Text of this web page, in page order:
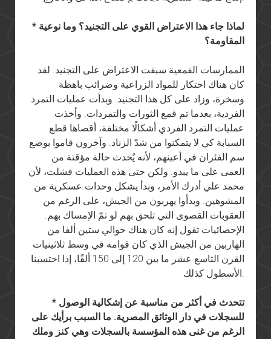
* لماذا جاء هذا الاعتراض القوي على التجنيد؟ وما نوعية
المقاومة؟
الممارسات القمعية سبقت الاعتراض على التجنيد. لقد
كان هناك احتكار للمواد الزراعية وضرائب باهظة
وسخرة، وزاد على كل هذا التجنيد. وبدأت عمليات التمرد
الفردية، بعدما تم قمع الثورات والتمردات. وأخذت
عمليات التمرد الفردي أشكالًا مختلفة، أقصاها قطع
السبابة كي لا يتمكنوا من شدّ الزناد. وآخرون قاموا بوضع
سم الفئران في أعينهم، لأنه يُحدث حالة مؤقتة من
العمى على ما يبدو. ولكن حتى هذه العمليات فشلت، لأن
محمد علي أدرك الأمر، وبدأ يشكل وحدات عسكرية من
المشوهين. وبدأوا يهربون من الجيش، على الرغم من
العقوبات القصوى التي تلحق بهم لو تمّ الإمساك بهم.
الإحصائيات تقول إنه كان هناك حوالي ستين ألفا من
الهاربين من الجيش الذي كان قوامه في وسط ثلاثينيات
القرن التاسع عشر ما بين 120 إلى 150 ألفًا، إذا احتسبنا
* تتحدث في أكثر من مناسبة عن إشكالية الوصول
للسجلات في دار الوثائق المصرية. ما السبب برأيك على
الرغم من غنى هذه المؤسسة بالسجلات وهي كنز وملك